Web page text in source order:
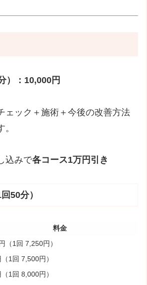
）：10,000円
ェック＋施術＋今後の改善方法
込みで各コース1万円引き
50分）
料金
（1回 7,250円）
1回 7,500円）
1回 8,000円）